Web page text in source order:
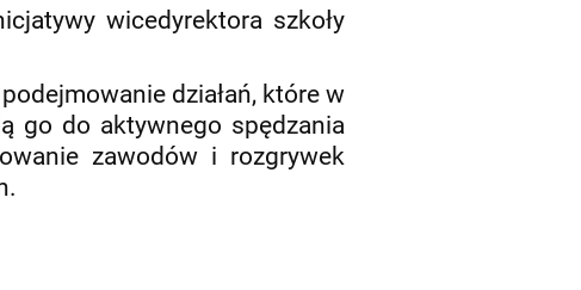
wicedyrektora szkoły
działań, które w
go do aktywnego spędzania
zawodów i rozgrywek